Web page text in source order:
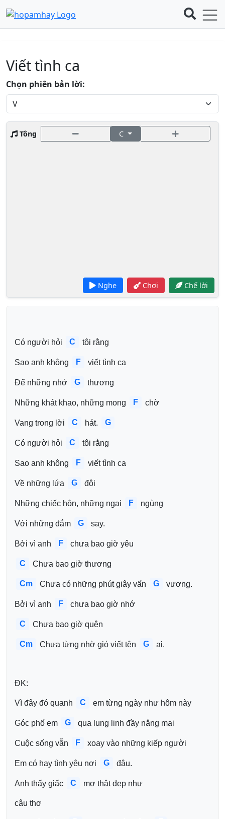
Viết tình ca
Chọn phiên bản lời:
Tông C
Nghe Chơi Chế lời
Có người hỏi C tôi rằng
Sao anh không F viết tình ca
Để những nhớ G thương
Những khát khao, những mong F chờ
Vang trong lời C hát. G
Có người hỏi C tôi rằng
Sao anh không F viết tình ca
Về những lứa G đôi
Những chiếc hôn, những ngại F ngùng
Với những đắm G say.
Bởi vì anh F chưa bao giờ yêu
C Chưa bao giờ thương
Cm Chưa có những phút giây vấn G vương.
Bởi vì anh F chưa bao giờ nhớ
C Chưa bao giờ quên
Cm Chưa từng nhờ gió viết tên G ai.
ĐK:
Vì đây đó quanh C em từng ngày như hôm này
Góc phố em G qua lung linh đầy nắng mai
Cuộc sống vẫn F xoay vào những kiếp người
Em có hay tình yêu nơi G đâu.
Anh thấy giấc C mơ thật đẹp như
câu thơ